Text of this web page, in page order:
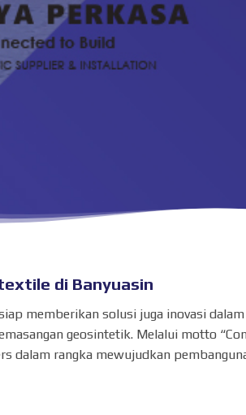
di Banyuasin
memberikan solusi juga inovasi
geosintetik. Melalui motto
dalam rangka mewujudkan